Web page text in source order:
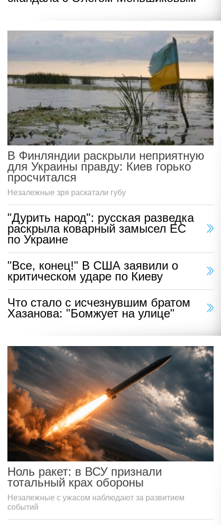
В Финляндии раскрыли неприятную
для Украины правду: Киев горько
просчитался
Незалежные зря раскатали губу
"Дурить народ": русская разведка
раскрыла коварный замысел ЕС
по Украине
"Все, конец!" В США заявили о
критическом ударе по Киеву
Что стало с исчезнувшим братом
Хазанова: "Бомжует на улице"
Ноль ракет: в ВСУ признали
тотальный крах обороны
Незалежные с ужасом наблюдают за развитием
событий